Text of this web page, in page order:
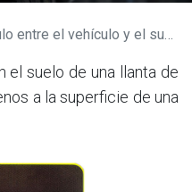
el vehículo y el suelo?
el suelo de una llanta de
a la superficie de una